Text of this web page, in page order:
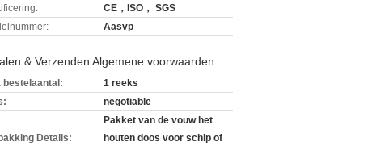
CE，ISO， SGS
Aasvp
& Verzenden Algemene voorwaarden:
bestelaantal:
1 reeks
negotiable
Details:
Pakket van de vouw het
houten doos voor schip of